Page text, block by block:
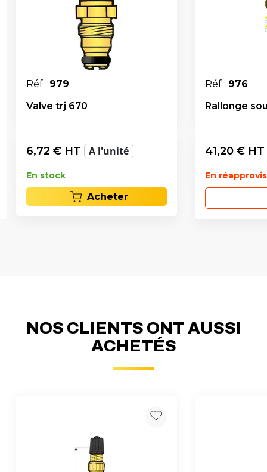
Réf : 979
Valve trj 670
6,72 € HT A l'unité
En stock
Acheter
Réf : 976
Rallonge
41,20 € HT
En
NOS CLIENTS ONT AUSSI
ACHETÉS